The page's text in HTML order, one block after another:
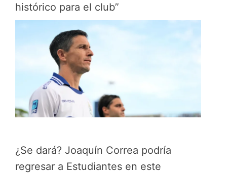
histórico para el club”
¿Se dará? Joaquín Correa podría
regresar a Estudiantes en este